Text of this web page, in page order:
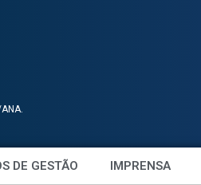
DE GESTÃO IMPRENSA